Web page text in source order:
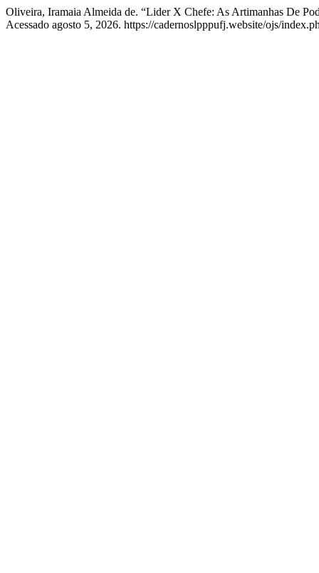
Oliveira, Iramaia Almeida de. “Lider X Chefe: As Artimanhas De
Acessado agosto 5, 2026. https://cadernoslpppufj.website/ojs/